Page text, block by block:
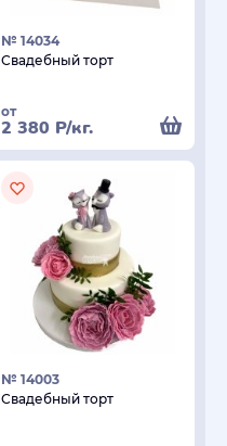
№ 14034
Свадебный торт
от
2 380 Р/кг.
№ 14003
Свадебный торт